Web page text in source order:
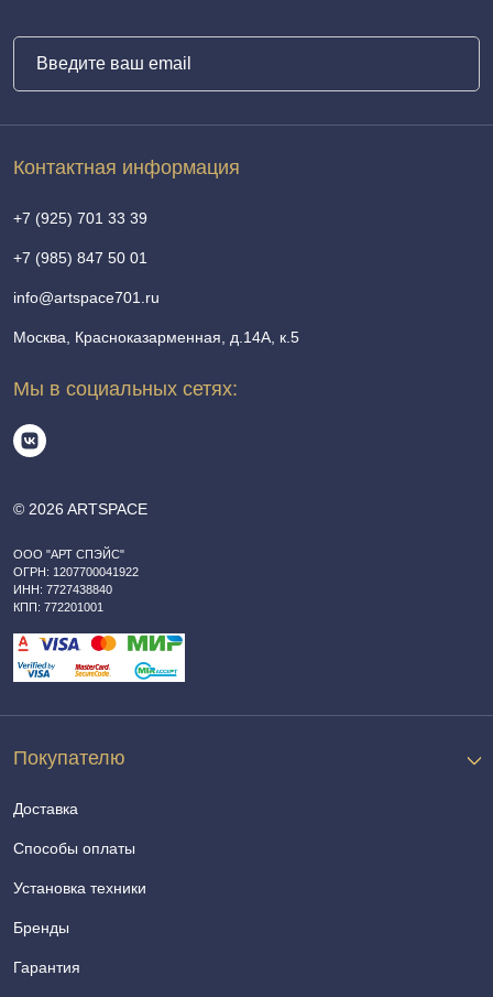
© 2026 ARTSPACE
ООО "АРТ СПЭЙС"
ОГРН: 1207700041922
ИНН: 7727438840
КПП: 772201001
Покупателю
Доставка
Способы оплаты
Установка техники
Бренды
Гарантия
Контактная информация
+7 (925) 701 33 39
+7 (985) 847 50 01
info@artspace701.ru
Москва, Красноказарменная, д.14А, к.5
Мы в социальных сетях: